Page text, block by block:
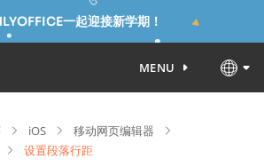
一起迎接新学期！
MENU
iOS
移动网页编辑器
设置段落行距